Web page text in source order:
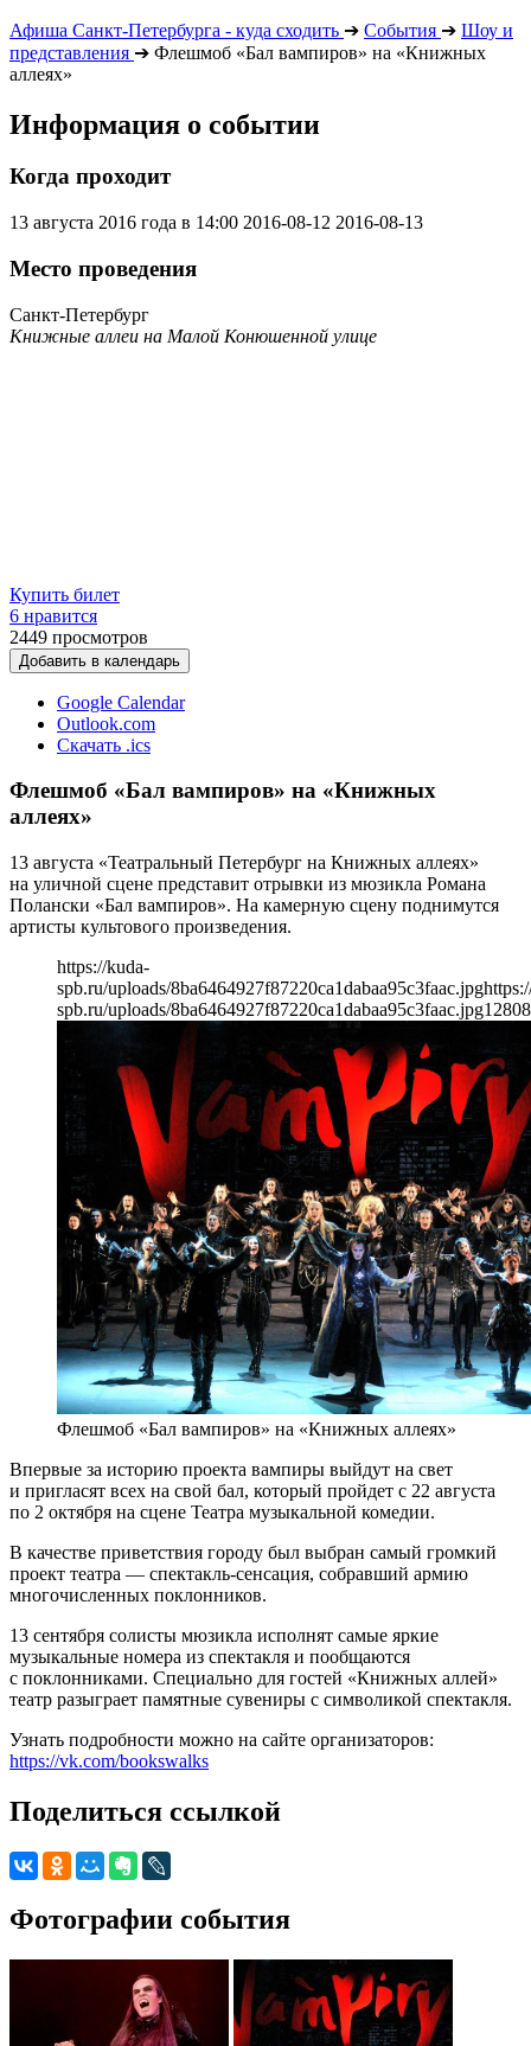
Афиша Санкт-Петербурга - куда сходить ➔ События ➔ Шоу и
представления ➔ Флешмоб «Бал вампиров» на «Книжных
аллеях»
Информация о событии
Когда проходит
13 августа 2016 года в 14:00 2016-08-12 2016-08-13
Место проведения
Санкт-Петербург
Книжные аллеи на Малой Конюшенной улице
Купить билет
6 нравится
2449 просмотров
Добавить в календарь
Google Calendar
Outlook.com
Скачать .ics
Флешмоб «Бал вампиров» на «Книжных
аллеях»
13 августа «Театральный Петербург на Книжных аллеях»
на уличной сцене представит отрывки из мюзикла Романа
Полански «Бал вампиров». На камерную сцену поднимутся
артисты культового произведения.
https://kuda-
spb.ru/uploads/8ba6464927f87220ca1dabaa95c3faac.jpg
spb.ru/uploads/8ba6464927f87220ca1dabaa95c3faac.jpg1280
Флешмоб «Бал вампиров» на «Книжных аллеях»
Впервые за историю проекта вампиры выйдут на свет
и пригласят всех на свой бал, который пройдет с 22 августа
по 2 октября на сцене Театра музыкальной комедии.
В качестве приветствия городу был выбран самый громкий
проект театра — спектакль-сенсация, собравший армию
многочисленных поклонников.
13 сентября солисты мюзикла исполнят самые яркие
музыкальные номера из спектакля и пообщаются
с поклонниками. Специально для гостей «Книжных аллей»
театр разыграет памятные сувениры с символикой спектакля.
Узнать подробности можно на сайте организаторов:
https://vk.com/bookswalks
Поделиться ссылкой
Фотографии события